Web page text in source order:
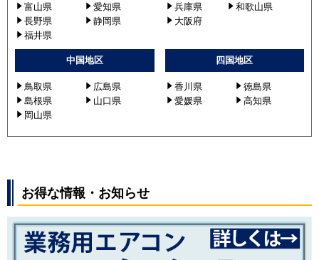
富山県
愛知県
長野県
静岡県
福井県
兵庫県
和歌山県
大阪府
中国地区
鳥取県
広島県
島根県
山口県
岡山県
四国地区
香川県
徳島県
愛媛県
高知県
お得な情報・お知らせ